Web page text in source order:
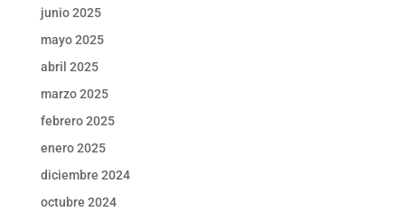
junio 2025
mayo 2025
abril 2025
marzo 2025
febrero 2025
enero 2025
diciembre 2024
octubre 2024